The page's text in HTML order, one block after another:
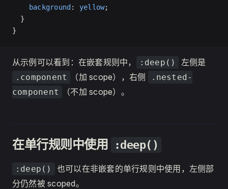
    background
: yellow;
  }
}
从示例可以看到：在嵌套规则中， :deep() 左侧是
.component （加 scope），右侧
.nested-
component
（不加 scope）。
在单行规则中使用 :deep()
:deep()
也可以在非嵌套的单行规则中使用，左侧部
分仍然被 scoped。